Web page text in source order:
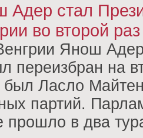
Адер стал
во второй раз
Янош
переизбран на
Ласло
партий.
прошло в два